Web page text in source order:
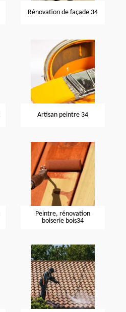
Rénovation de façade 34
Artisan peintre 34
Peintre, rénovation
boiserie bois34